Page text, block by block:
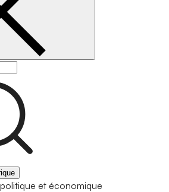
et économique